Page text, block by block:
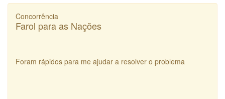
Concorrência
Farol para as Nações
Foram rápidos para me ajudar a resolver o problema